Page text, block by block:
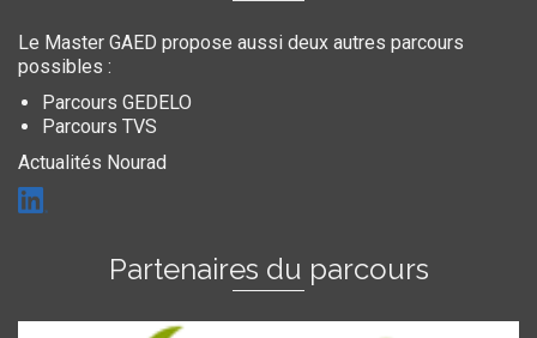
Le Master GAED propose aussi deux autres parcours
possibles :
Parcours GEDELO
Parcours TVS
Actualités Nourad
Partenaires du parcours